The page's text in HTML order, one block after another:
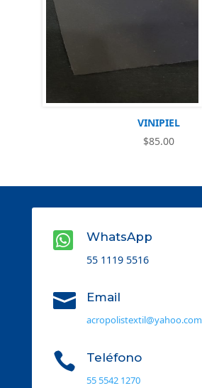
VINIPIEL
$85.00
 WhatsApp
55 1119 5516
 Email
acropolistextil@yahoo.com
 Teléfono
55 5542 1270